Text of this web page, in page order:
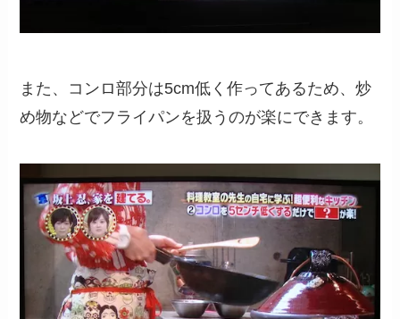
また、コンロ部分は5cm低く作ってあるため、炒
め物などでフライパンを扱うのが楽にできます。